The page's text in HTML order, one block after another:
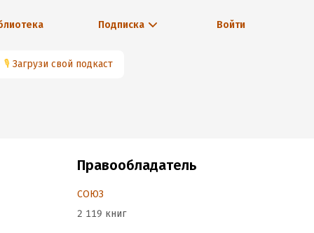
Подписка Войти
🎙 Загрузи свой подкаст
Правообладатель
СОЮЗ
2 119 книг